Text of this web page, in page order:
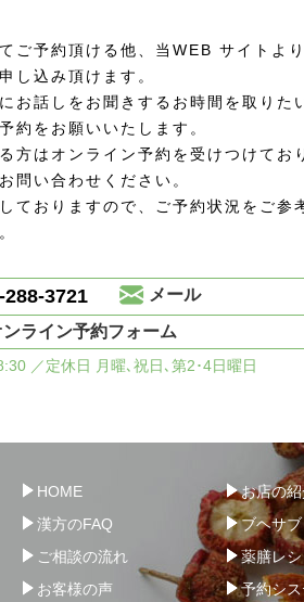
ご予約頂ける他、当WEB サイトよ
し込み頂けます。
お話しをお聞きするお時間を取りた
約をお願いいたします。
方はオンライン予約を受けつけてお
問い合わせください。
ておりますので、ご予約状況をご参
288-3721
メール
ンライン予約フォーム
／定休日 月曜､祝日､第2･4日曜日
HOME お店の
漢方のFAQ
ブヘサ
ご相談の流れ
薬膳レ
お客様の声
予約シ